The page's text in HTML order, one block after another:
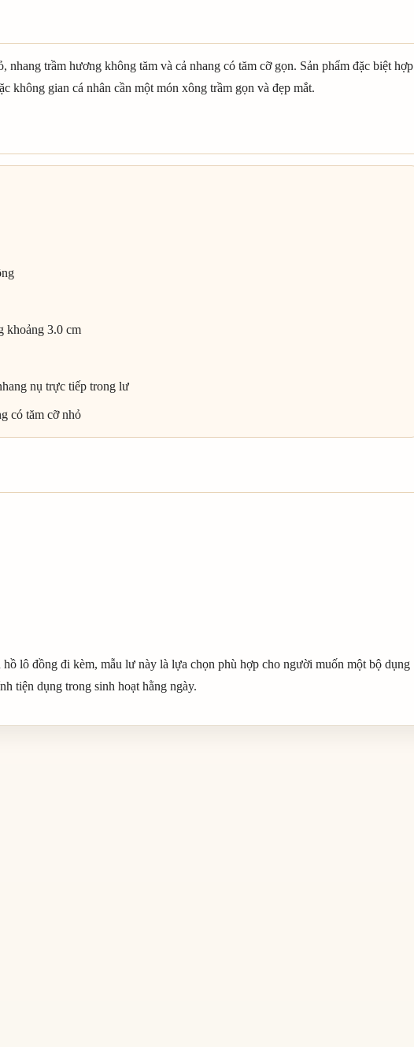
trầm hương không tăm và cả nhang có tăm cỡ gọn. Sản phẩm đặc biệt hợp
không gian cá nhân cần một món xông trầm gọn và đẹp mắt.
khoảng 3.0 cm
nụ trực tiếp trong lư
có tăm cỡ nhỏ
lô đồng đi kèm, mẫu lư này là lựa chọn phù hợp cho người muốn một bộ dụng
tiện dụng trong sinh hoạt hằng ngày.